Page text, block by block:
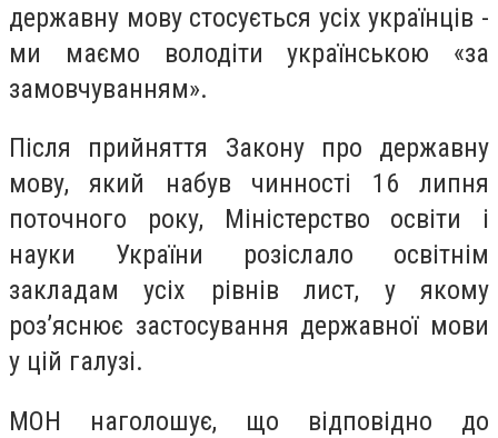
державну мову стосується усіх українців -
ми маємо володіти українською «за
замовчуванням».
Після прийняття Закону про державну
мову, який набув чинності 16 липня
поточного року, Міністерство освіти і
науки України розіслало освітнім
закладам усіх рівнів лист, у якому
роз’яснює застосування державної мови
у цій галузі.
МОН наголошує, що відповідно до